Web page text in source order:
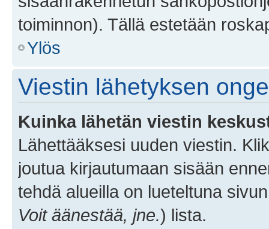
toiminnon). Tällä estetään
Ylös
Viestin lähetyksen
Kuinka lähetän viestin
Lähettääksesi uuden viestin.
joutua kirjautumaan sisään
tehdä alueilla on lueteltuna
Voit äänestää, jne.) lista.